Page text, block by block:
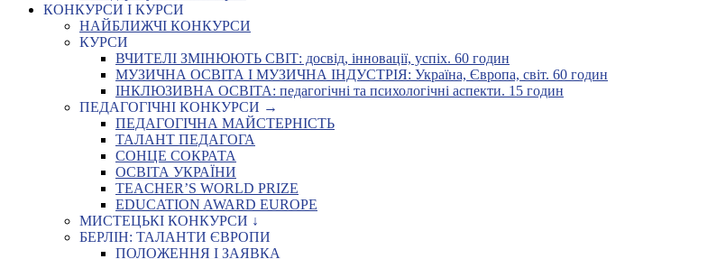
КОНКУРСИ І КУРСИ
НАЙБЛИЖЧІ КОНКУРСИ
КУРСИ
ВЧИТЕЛІ ЗМІНЮЮТЬ СВІТ: досвід, інновації, успіх. 60 годин
МУЗИЧНА ОСВІТА І МУЗИЧНА ІНДУСТРІЯ: Україна, Європа, світ. 60 годин
ІНКЛЮЗИВНА ОСВІТА: педагогічні та психологічні аспекти. 15 годин
ПЕДАГОГІЧНІ КОНКУРСИ →
ПЕДАГОГІЧНА МАЙСТЕРНІСТЬ
ТАЛАНТ ПЕДАГОГА
СОНЦЕ СОКРАТА
ОСВІТА УКРАЇНИ
TEACHER’S WORLD PRIZE
EDUCATION AWARD EUROPE
МИСТЕЦЬКІ КОНКУРСИ ↓
БЕРЛІН: ТАЛАНТИ ЄВРОПИ
ПОЛОЖЕННЯ І ЗАЯВКА